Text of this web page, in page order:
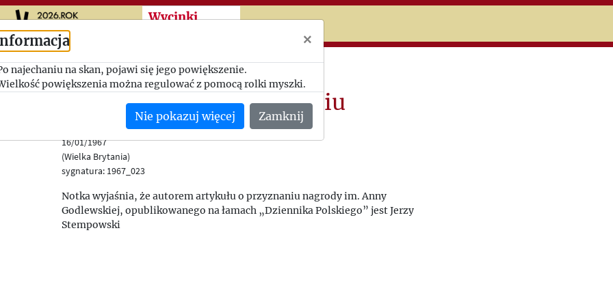
Przeskocz do treści zasadniczej
Wycinki
Jerzy Stempowski o
Grydzewskim i Giedroyciu
Dziennik Polski (Londyn), nr 14
16/01/1967
(Wielka Brytania)
sygnatura: 1967_023
Notka wyjaśnia, że autorem artykułu o przyznaniu nagrody im. Anny
Godlewskiej, opublikowanego na łamach „Dziennika Polskiego” jest Jerzy
Stempowski
×
najechaniu na skan, pojawi się jego powiększenie.
powiększenia można regulować z pomocą rolki myszki.
Nie pokazuj więcej Zamknij